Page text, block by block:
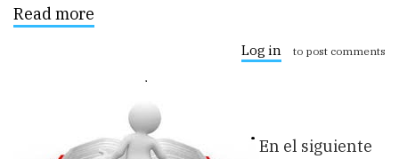
Read more
Log in to post comments
En el siguiente